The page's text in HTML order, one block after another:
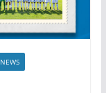
NEWS